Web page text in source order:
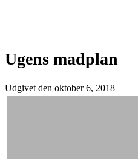
Ugens madplan
Udgivet den oktober 6, 2018